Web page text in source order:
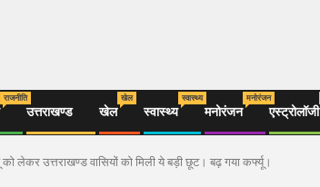
राजनीति
उत्तराखण्ड खेल
खेल
स्वास्थ्य
स्वास्थ्य
मनोरंजन
मनोरंजन
एस्ट्रोलॉजी
को लेकर उत्तराखण्ड वासियों को मिली ये बड़ी छूट। बढ़ गया कर्फ्यू।